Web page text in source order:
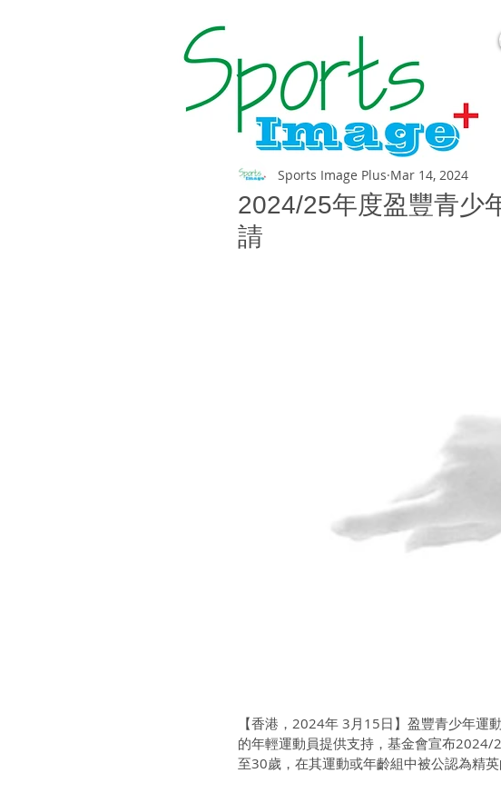
2024/25年度盈豐青少
請
Sports Image Plus Mar 14, 2024
【香港，2024年 3月15日】盈豐青少年運
的年輕運動員提供支持，基金會宣布
至30歲，在其運動或年齡組中被公認為精